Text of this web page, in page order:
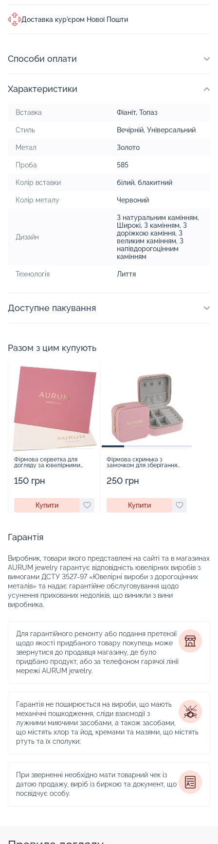
Доставка кур'єром Нової Пошти
Способи оплати
Характеристики
Вставка Фіаніт, Топаз
Стиль Вечірній, Універсальний
Метал Золото
Проба 585
Колір вставки білий, блакитний
Колір металу Червоний
Дизайн
З натуральним камінням,
Широкі, З камінням, З
доріжкою каміння, З
великим камінням, З
напівдорогоцінним
камінням
Технологія Лиття
Доступне пакування
Разом з цим купують
Фірмова серветка для
догляду за ювелірними
150 грн
Купити
Фірмова скринька з
замочком для зберігання
250 грн
Купити
Гарантія
Виробник, товари якого представлені на сайті та в магазинах
AURUM jewelry гарантує відповідність ювелірних виробів з
вимогами ДСТУ 3527-97 «Ювелірні вироби з дорогоцінних
металів» та надає гарантійне обслуговування щодо
усунення прихованих недоліків, що виникли з вини
виробника.
Для гарантійного ремонту або подання претензії
щодо якості придбаного товару покупець може
звернутися до продавця магазину, де було
придбано продукт, або за телефоном гарячої лінії
мережі AURUM jewelry.
Гарантія не поширюється на вироби, що мають
механічні пошкодження, сліди взаємодії з
лужними миючими засобами, а також засобами,
що містять хлор та йод, кремами та мазями, що містять
ртуть та їх сполуки;
При зверненні необхідно мати товарний чек із
датою продажу, виріб із биркою та документ, що
посвідчує особу.